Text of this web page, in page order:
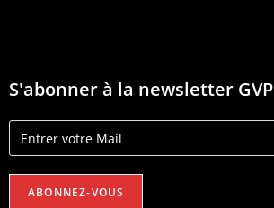
S'abonner à la newsletter GVP